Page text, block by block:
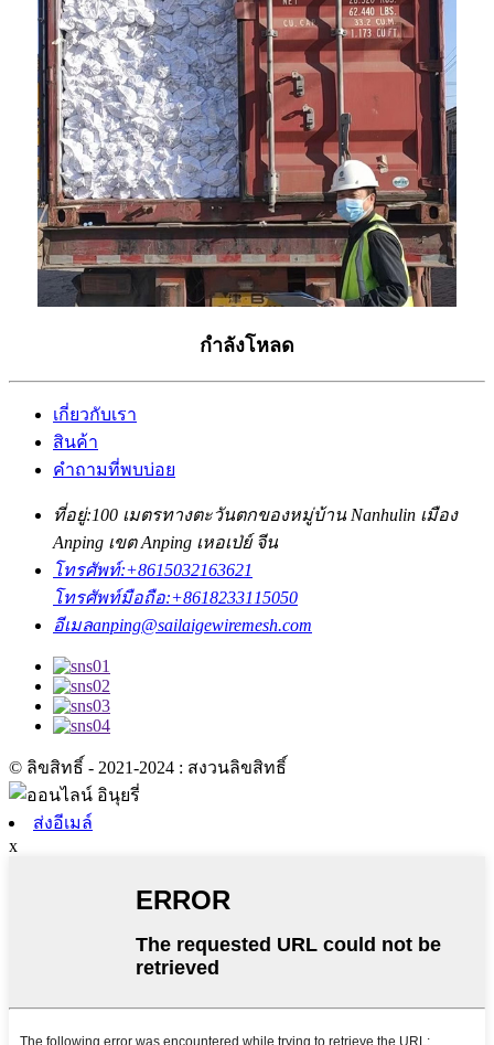
กำลังโหลด
เกี่ยวกับเรา
สินค้า
คำถามที่พบบ่อย
ที่อยู่:100 เมตรทางตะวันตกของหมู่บ้าน Nanhulin เมือง
Anping เขต Anping เหอเป่ย์ จีน
โทรศัพท์:+8615032163621
โทรศัพท์มือถือ:+8618233115050
อีเมลanping@sailaigewiremesh.com
© ลิขสิทธิ์ - 2021-2024 : สงวนลิขสิทธิ์
ส่งอีเมล์
x